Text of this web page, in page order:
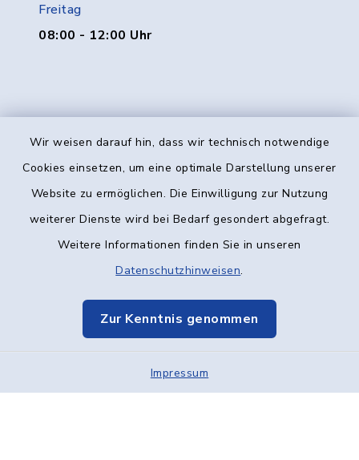
Wir weisen darauf hin, dass wir technisch notwendige
Cookies einsetzen, um eine optimale Darstellung unserer
Website zu ermöglichen. Die Einwilligung zur Nutzung
weiterer Dienste wird bei Bedarf gesondert abgefragt.
Weitere Informationen finden Sie in unseren
Datenschutzhinweisen.
Zur Kenntnis genommen
Impressum
Freitag
08:00 - 12:00 Uhr
Kontakt
Datenschutz
Elektronische Kommunikation
Sitemap